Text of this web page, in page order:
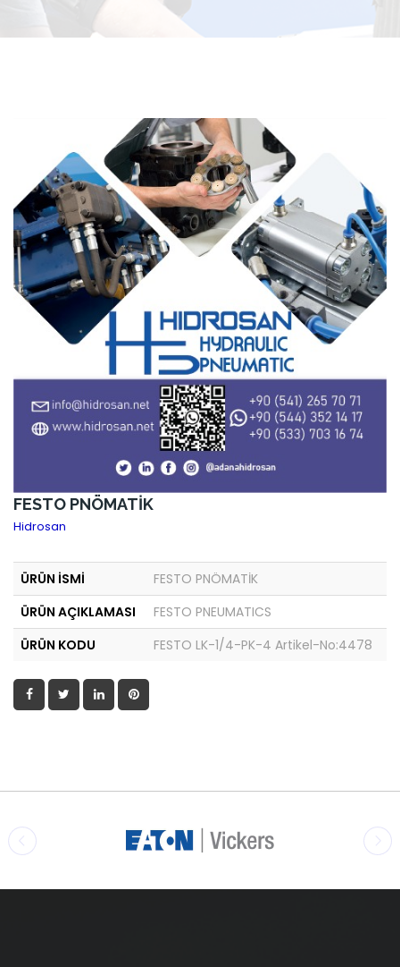
FESTO PNÖMATİK
Hidrosan
ÜRÜN İSMİ
FESTO PNÖMATİK
ÜRÜN AÇIKLAMASI
FESTO PNEUMATICS
ÜRÜN KODU
FESTO LK-1/4-PK-4 Artikel-No:4478